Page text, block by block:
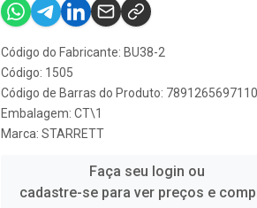
Código do Fabricante: BU38-2
Código: 1505
Código de Barras do Produto: 7891265697110
Embalagem: CT\1
Marca: STARRETT
Faça seu login ou
cadastre-se para ver preços e